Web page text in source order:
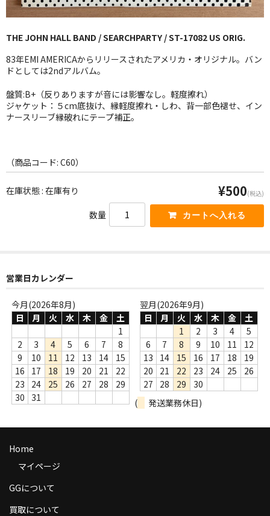
BLUE NOTE
JAZZ-EU
JAZZ-JP
JAZZ-VOCAL
J-POP
FOLK,SSW
WORLD
レア盤（1万円以上）
Webのみ no.2
Webのみ no.3
Webのみ no.4
売り切れ
送料
商品の発送
THE JOHN HALL BAND / SEARCHPARTY / ST-17082 US ORIG.
83年EMI AMERICAからリリースされたアメリカ・オリジナル。バン
ドとしては2ndアルバム。
盤質:B+（反りありますが音には影響なし。軽度擦れ）
ジャケット：５cm底抜け、縁軽度擦れ・しわ、背一部色褪せ、イン
ナースリーブ縁破れにテープ補正。
（商品コード: C60）
在庫状態 : 在庫有り ¥500(税込)
数量
営業日カレンダー
今月(2026年8月)
日
月 火 水 木 金
土
1
2
3 4 5 6 7
8
9
10 11 12 13 14
15
16
17 18 19 20 21
22
23
24 25 26 27 28
29
30
31
翌月(2026年9月)
日
月 火 水 木 金
土
1
2 3 4
5
6
7 8 9 10 11
12
13
14 15 16 17 18
19
20
21 22 23 24 25
26
27
28 29
30
(
発送業務休日)
Home
マイページ
GGについて
買取について